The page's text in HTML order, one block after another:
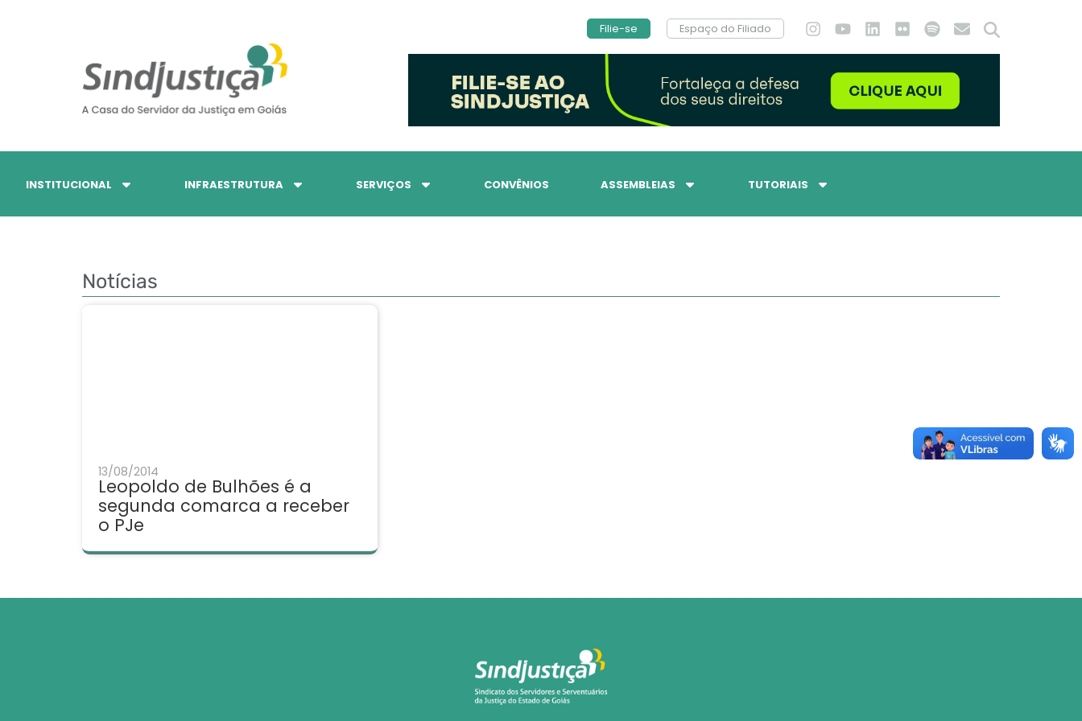
Filie-se Espaço do Filiado
INSTITUCIONAL INFRAESTRUTURA SERVIÇOS CONVÊNIOS ASSEMBLEIAS TUTORIAIS
Notícias
13/08/2014
Leopoldo de Bulhões é a
segunda comarca a receber
o PJe